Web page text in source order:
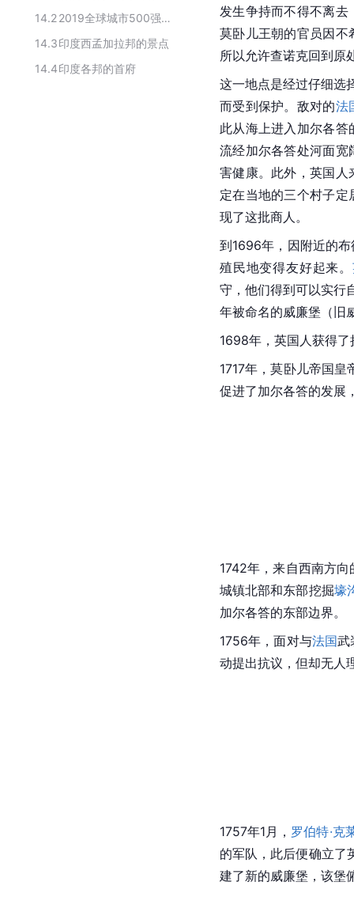
14.2
2019全球城市500强印度上榜城市
14.3印度西孟加拉邦的景点
14.4印度各邦的首府
发生争持而不得不离
莫卧儿王朝的官员因不
所以允许查诺克回到原
这一地点是经过仔细选
而受到保护。敌对的法
此从海上进入加尔各
流经加尔各答处河面宽
害健康。此外，英国人
定在当地的三个村子
现了这批商人。
到1696年，因附近的
殖民地变得友好起来。
守，他们得到可以实行
年被命名的威廉堡（旧
1698年，英国人获得
1717年，莫卧儿帝国
促进了加尔各答的发展
1742年，来自西南方
城镇北部和东部挖掘壕
加尔各答的东部边界。
1756年，面对与法国武
动提出抗议，但却无人
1757年1月， 罗伯特·克
的军队，此后便确立了
建了新的威廉堡，该堡